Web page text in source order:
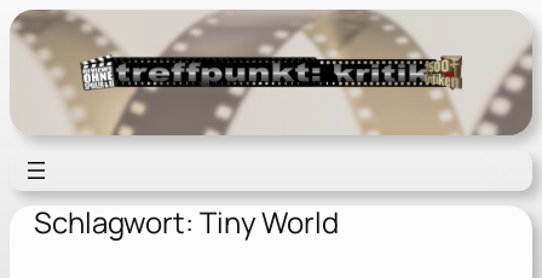
Zum
Inhalt
springen
Schlagwort: Tiny World